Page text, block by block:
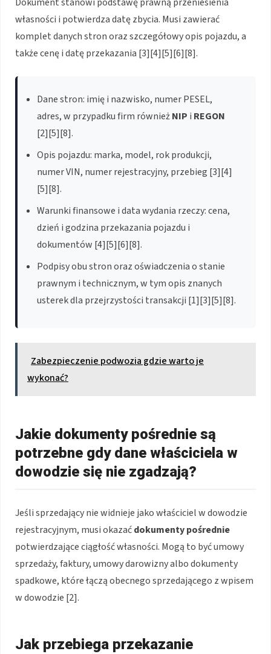
własności i potwierdza datę zbycia. Musi zawierać
komplet danych stron oraz szczegółowy opis pojazdu, a
także cenę i datę przekazania [3][4][5][6][8].
Dane stron: imię i nazwisko, numer PESEL,
adres, w przypadku firm równieżNIP i REGON
[2][5][8].
Opis pojazdu: marka, model, rok produkcji,
numer VIN, numer rejestracyjny, przebieg [3][4]
[5][8].
Warunki finansowe i data wydania rzeczy: cena,
dzień i godzina przekazania pojazdu i
dokumentów [4][5][6][8].
Podpisy obu stron oraz oświadczenia o stanie
prawnym i technicznym, w tym opis znanych
usterek dla przejrzystości transakcji [1][3][5][8].
Zabezpieczenie podwozia gdzie warto je
wykonać?
Jakie dokumenty pośrednie są
potrzebne gdy dane właściciela w
dowodzie się nie zgadzają?
Jeśli sprzedający nie widnieje jako właściciel w dowodzie
rejestracyjnym, musi okazaćdokumenty pośrednie
potwierdzające ciągłość własności. Mogą to być umowy
sprzedaży, faktury, umowy darowizny albo dokumenty
spadkowe, które łączą obecnego sprzedającego z wpisem
w dowodzie [2].
Jak przebiega przekazanie